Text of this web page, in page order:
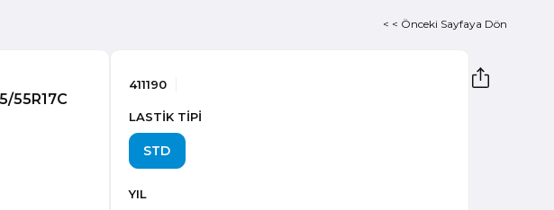
< < Önceki Sayfaya Dön
55R17C
411190
LASTİK TİPİ
STD
YIL